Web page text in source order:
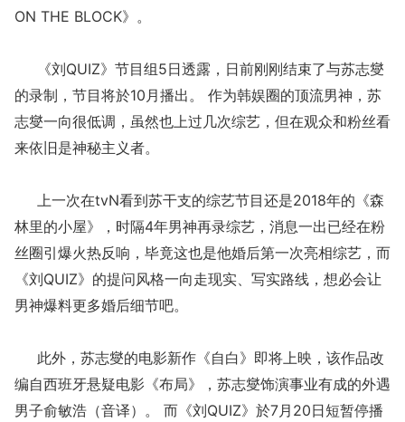
ON THE BLOCK》。
《刘QUIZ》节目组5日透露，日前刚刚结束了与苏志燮
的录制，节目将於10月播出。 作为韩娱圈的顶流男神，苏
志燮一向很低调，虽然也上过几次综艺，但在观众和粉丝看
来依旧是神秘主义者。
上一次在tvN看到苏干支的综艺节目还是2018年的《森
林里的小屋》，时隔4年男神再录综艺，消息一出已经在粉
丝圈引爆火热反响，毕竟这也是他婚后第一次亮相综艺，而
《刘QUIZ》的提问风格一向走现实、写实路线，想必会让
男神爆料更多婚后细节吧。
此外，苏志燮的电影新作《自白》即将上映，该作品改
编自西班牙悬疑电影《布局》，苏志燮饰演事业有成的外遇
男子俞敏浩（音译）。 而《刘QUIZ》於7月20日短暂停播